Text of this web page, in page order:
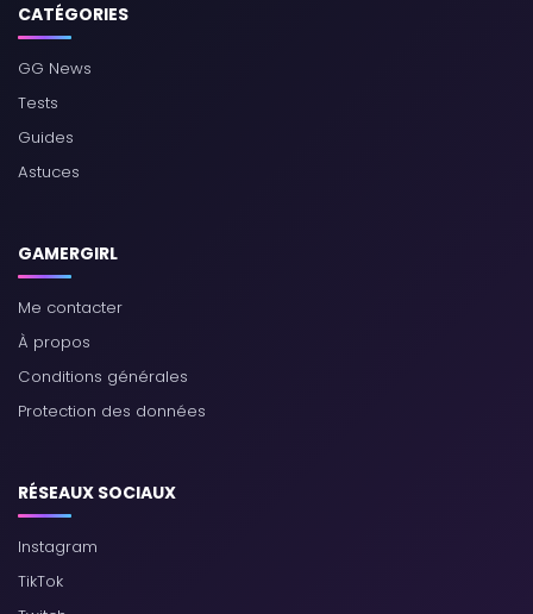
CATÉGORIES
GG News
Tests
Guides
Astuces
GAMERGIRL
Me contacter
À propos
Conditions générales
Protection des données
RÉSEAUX SOCIAUX
Instagram
TikTok